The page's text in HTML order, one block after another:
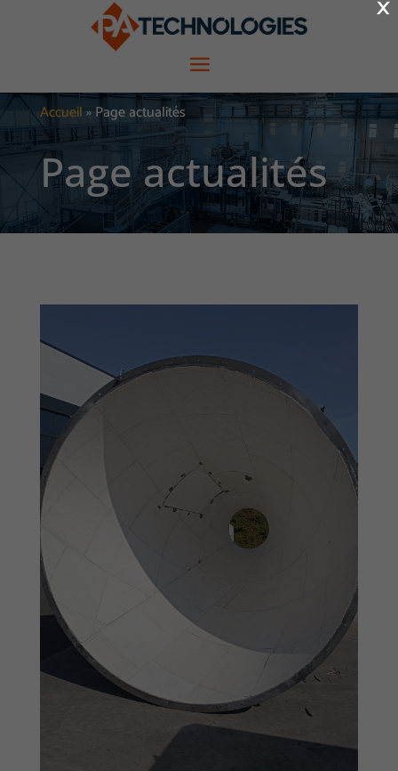
Accueil»Page actualités
Page actualités